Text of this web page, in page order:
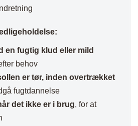
en fugtig klud eller mild
behov
er tør, inden overtrækket
fugtdannelse
det ikke er i brug, for at